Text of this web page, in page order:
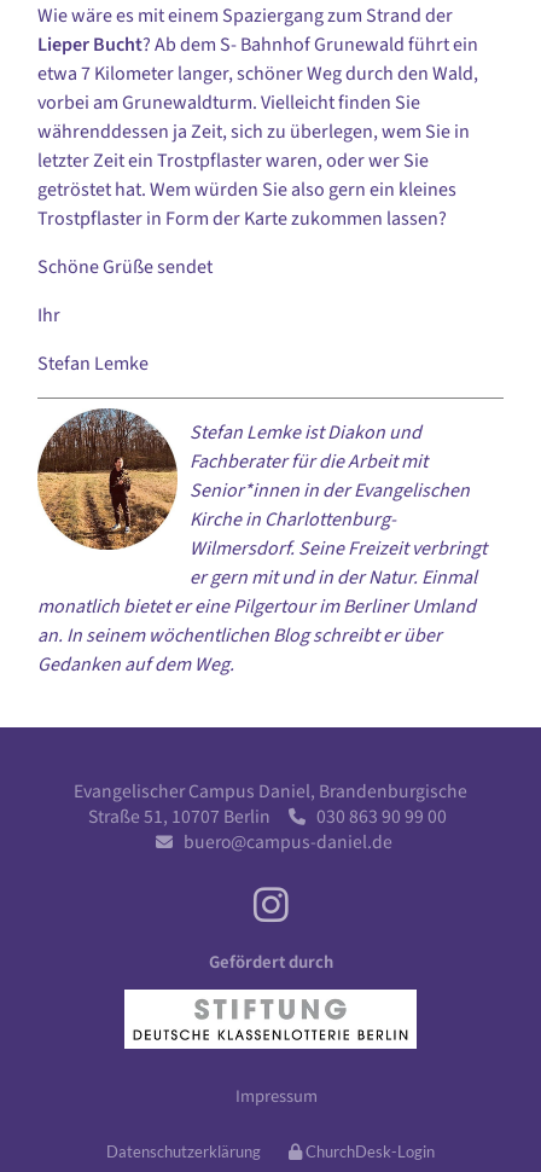
Wie wäre es mit einem Spaziergang zum Strand der
Lieper Bucht? Ab dem S- Bahnhof Grunewald führt ein
etwa 7 Kilometer langer, schöner Weg durch den Wald,
vorbei am Grunewaldturm. Vielleicht finden Sie
währenddessen ja Zeit, sich zu überlegen, wem Sie in
letzter Zeit ein Trostpflaster waren, oder wer Sie
getröstet hat. Wem würden Sie also gern ein kleines
Trostpflaster in Form der Karte zukommen lassen?
Schöne Grüße sendet
Ihr
Stefan Lemke
Stefan Lemke ist Diakon und
Fachberater für die Arbeit mit
Senior*innen in der Evangelischen
Kirche in Charlottenburg-
Wilmersdorf. Seine Freizeit verbringt
er gern mit und in der Natur. Einmal
monatlich bietet er eine Pilgertour im Berliner Umland
an. In seinem wöchentlichen Blog schreibt er über
Gedanken auf dem Weg.
Evangelischer Campus Daniel, Brandenburgische
Straße 51, 10707 Berlin
030 863 90 99 00
 buero@campus-daniel.de
Gefördert durch
Impressum
Datenschutzerklärung ChurchDesk-Login